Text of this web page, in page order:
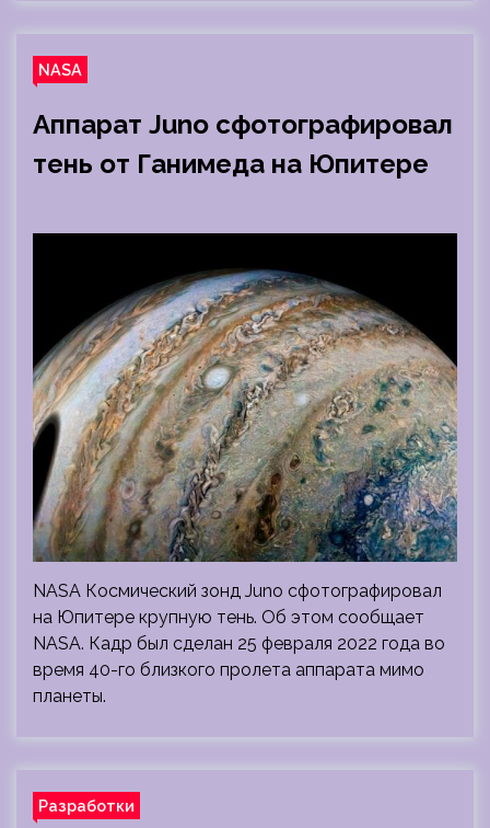
NASA
Аппарат Juno сфотографировал
тень от Ганимеда на Юпитере
NASA Космический зонд Juno сфотографировал
на Юпитере крупную тень. Об этом сообщает
NASA. Кадр был сделан 25 февраля 2022 года во
время 40-го близкого пролета аппарата мимо
планеты.
Разработки